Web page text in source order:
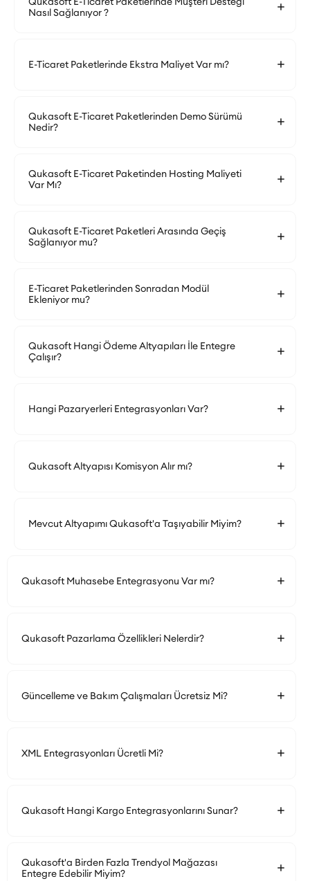
Nasıl Sağlanıyor ?
E-Ticaret Paketlerinde Ekstra Maliyet Var mı?
Qukasoft E-Ticaret Paketlerinden Demo Sürümü
Nedir?
Qukasoft E-Ticaret Paketinden Hosting Maliyeti
Var Mı?
Qukasoft E-Ticaret Paketleri Arasında Geçiş
Sağlanıyor mu?
E-Ticaret Paketlerinden Sonradan Modül
Ekleniyor mu?
Qukasoft Hangi Ödeme Altyapıları İle Entegre
Çalışır?
Hangi Pazaryerleri Entegrasyonları Var?
Qukasoft Altyapısı Komisyon Alır mı?
Mevcut Altyapımı Qukasoft'a Taşıyabilir Miyim?
Qukasoft Muhasebe Entegrasyonu Var mı?
Qukasoft Pazarlama Özellikleri Nelerdir?
Güncelleme ve Bakım Çalışmaları Ücretsiz Mi?
XML Entegrasyonları Ücretli Mi?
Qukasoft Hangi Kargo Entegrasyonlarını Sunar?
Qukasoft'a Birden Fazla Trendyol Mağazası
Entegre Edebilir Miyim?